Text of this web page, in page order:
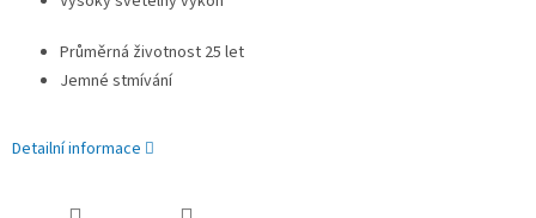
Průměrná životnost 25 let
Jemné stmívání
Detailní informace